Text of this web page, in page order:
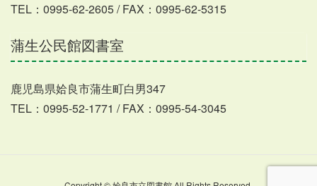
TEL：0995-62-2605 / FAX：0995-62-5315
蒲生公民館図書室
鹿児島県姶良市蒲生町白男347
TEL：0995-52-1771 / FAX：0995-54-3045